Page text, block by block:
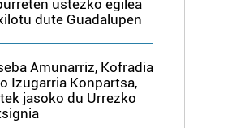
ustezko egilea
dute Guadalupen
Amunarriz, Kofradia
Izugarria Konpartsa,
jasoko du Urrezko